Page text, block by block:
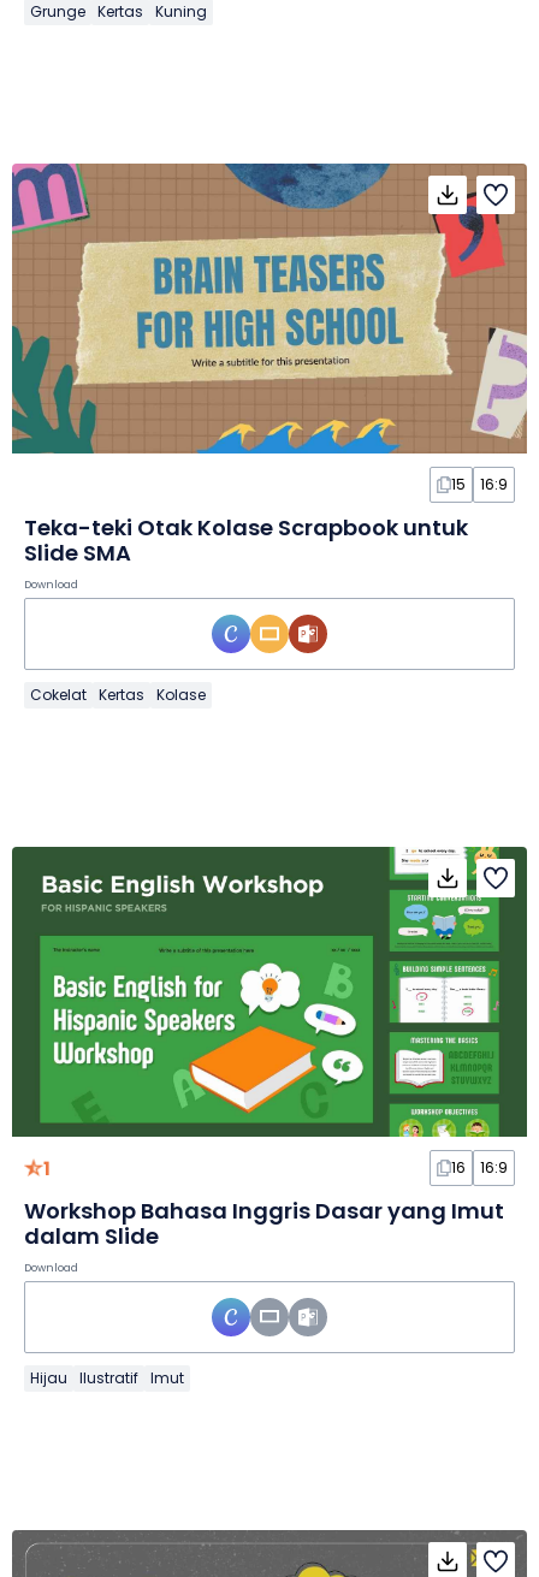
Grunge Kertas Kuning
15 16:9
Teka-teki Otak Kolase Scrapbook untuk
Slide SMA
Download
Cokelat Kertas Kolase
1 16 16:9
Workshop Bahasa Inggris Dasar yang Imut
dalam Slide
Download
Hijau Ilustratif Imut